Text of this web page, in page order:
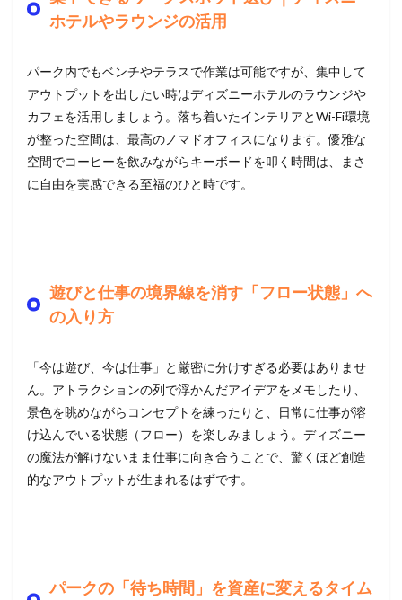
ホテルやラウンジの活用
パーク内でもベンチやテラスで作業は可能ですが、集中して
アウトプットを出したい時はディズニーホテルのラウンジや
カフェを活用しましょう。落ち着いたインテリアとWi-Fi環境
が整った空間は、最高のノマドオフィスになります。優雅な
空間でコーヒーを飲みながらキーボードを叩く時間は、まさ
に自由を実感できる至福のひと時です。
遊びと仕事の境界線を消す「フロー状態」へ
の入り方
「今は遊び、今は仕事」と厳密に分けすぎる必要はありませ
ん。アトラクションの列で浮かんだアイデアをメモしたり、
景色を眺めながらコンセプトを練ったりと、日常に仕事が溶
け込んでいる状態（フロー）を楽しみましょう。ディズニー
の魔法が解けないまま仕事に向き合うことで、驚くほど創造
的なアウトプットが生まれるはずです。
パークの「待ち時間」を資産に変えるタイム